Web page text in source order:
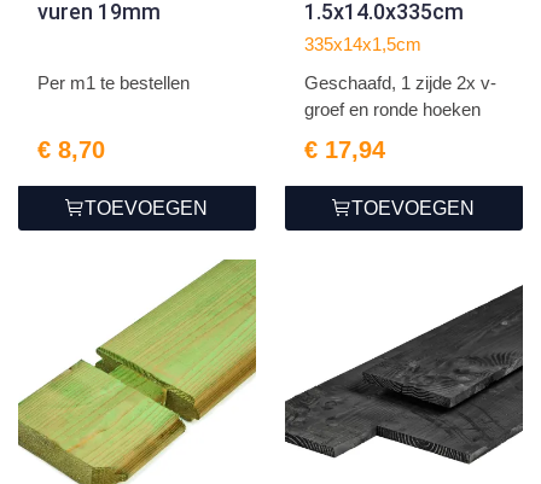
vuren 19mm
Per m1 te bestellen
€ 8,70
TOEVOEGEN
1.5x14.0x335cm
335x14x1,5cm
Geschaafd, 1 zijde 2x v-
groef en ronde hoeken
€ 17,94
TOEVOEGEN